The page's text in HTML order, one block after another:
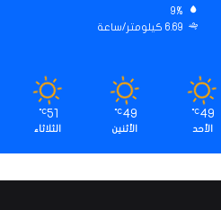
9%
6.69 كيلومتر/ساعة
49
℃
الأحد
49
℃
الأثنين
51
℃
الثلاثاء